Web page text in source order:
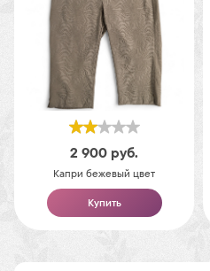
2 900 руб.
Капри бежевый цвет
Купить